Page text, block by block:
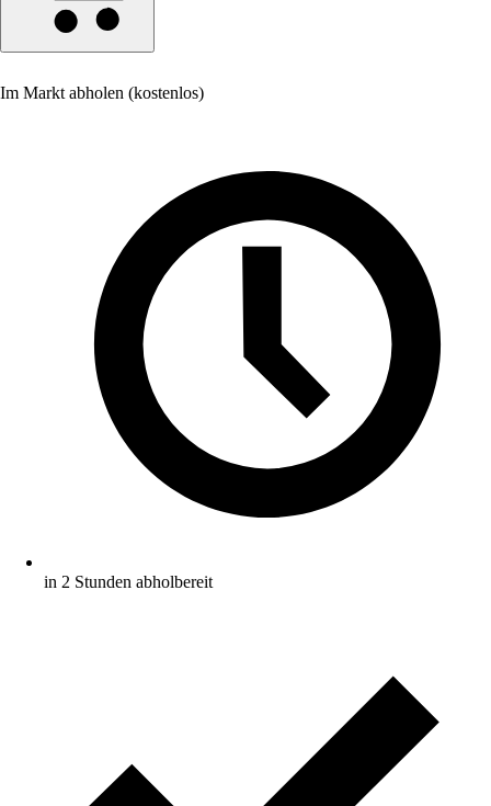
Im Markt abholen (kostenlos)
in 2 Stunden abholbereit